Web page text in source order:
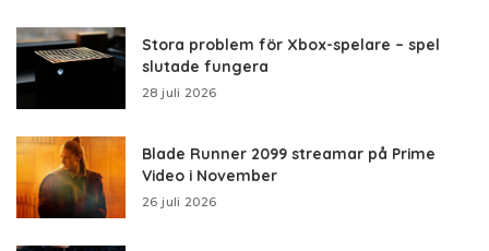
Stora problem för Xbox-spelare – spel
slutade fungera
28 juli 2026
Blade Runner 2099 streamar på Prime
Video i November
26 juli 2026